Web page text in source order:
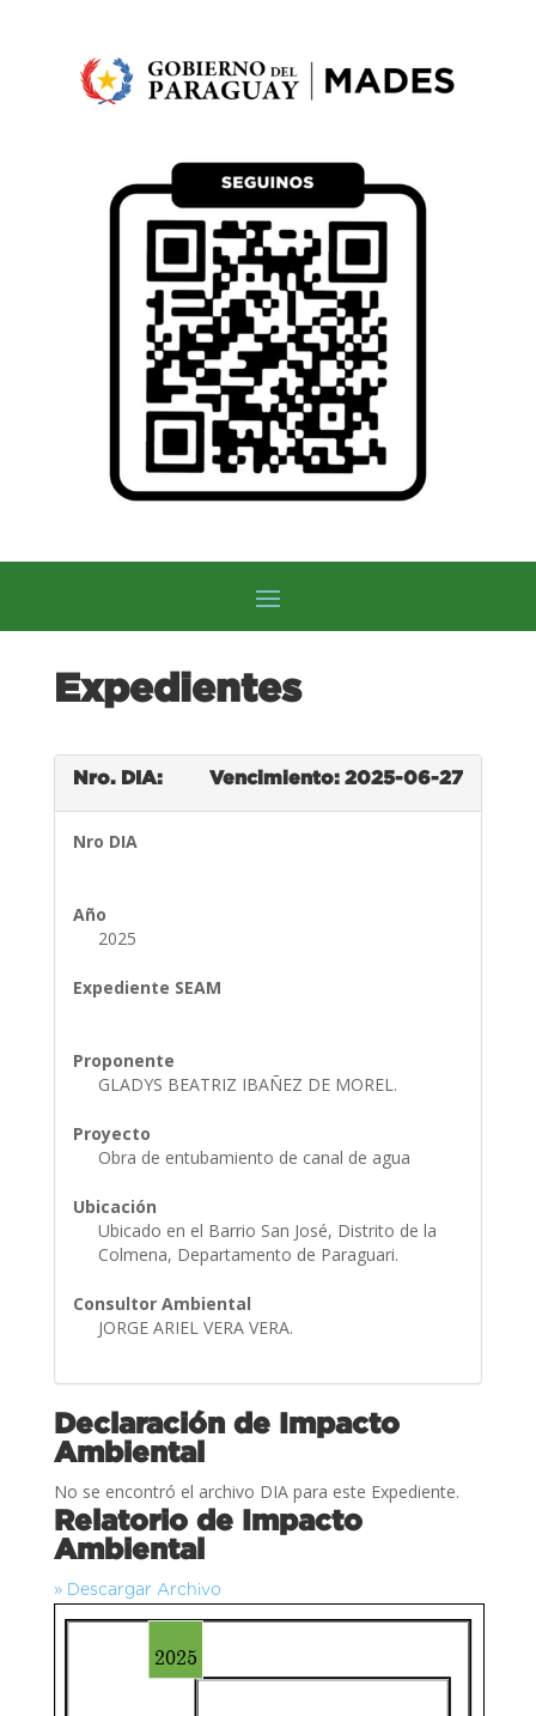
Expedientes
Nro. DIA: Vencimiento: 2025-06-27
Nro DIA
Año
2025
Expediente SEAM
Proponente
GLADYS BEATRIZ IBAÑEZ DE MOREL.
Proyecto
Obra de entubamiento de canal de agua
Ubicación
Ubicado en el Barrio San José, Distrito de la
Colmena, Departamento de Paraguari.
Consultor Ambiental
JORGE ARIEL VERA VERA.
Declaración de Impacto
Ambiental
No se encontró el archivo DIA para este Expediente.
Relatorio de Impacto
Ambiental
» Descargar Archivo